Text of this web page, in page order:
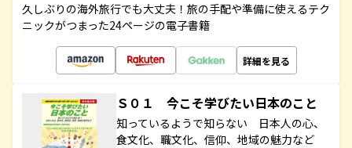
久しぶりの海外旅行でも大丈夫！旅の手配や準備に使えるテク
ニックがつまった24ページの電子書籍
詳細を見る
Ｓ０１ 今こそ学びたい日本のこと
知っているようで知らない 日本人の心、
食文化、職文化、信仰、地域の魅力など